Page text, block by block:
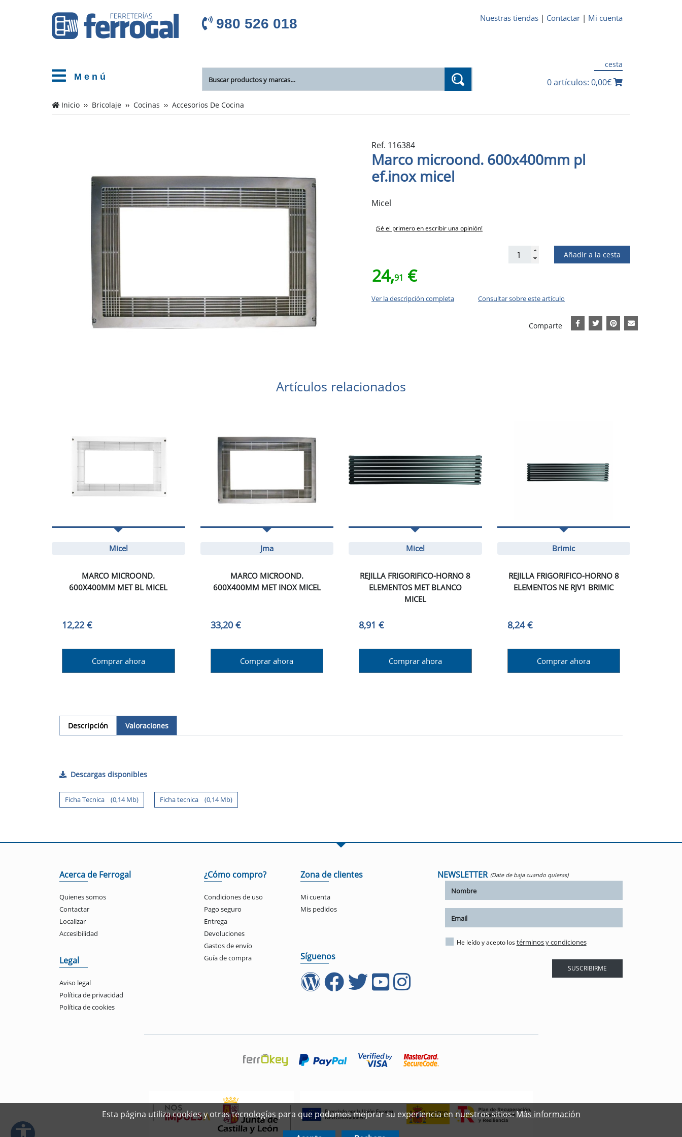
M e n ú
980 526 018 Nuestras tiendas | Contactar | Mi cuenta
cesta
0 artículos: 0,00€
Inicio Bricolaje Cocinas Accesorios De Cocina
Ref. 116384
Marco microond. 600x400mm pl
ef.inox micel
Micel
¡Sé el primero en escribir una opinión!
Añadir a la cesta
24,91 €
Ver la descripción completa Consultar sobre este artículo
Comparte
Artículos relacionados
Micel
MARCO MICROOND.
600X400MM MET BL MICEL
12,22 €
Comprar ahora
Jma
MARCO MICROOND.
600X400MM MET INOX MICEL
33,20 €
Comprar ahora
Micel
REJILLA FRIGORIFICO-HORNO 8
ELEMENTOS MET BLANCO
MICEL
8,91 €
Comprar ahora
Brimic
REJILLA FRIGORIFICO-HORNO 8
ELEMENTOS NE RJV1 BRIMIC
8,24 €
Comprar ahora
Descripción Valoraciones
Descargas disponibles
Ficha Tecnica (0,14 Mb) Ficha tecnica (0,14 Mb)
Acerca de Ferrogal
Quienes somos
Contactar
Localizar
Accesibilidad
Legal
Aviso legal
Política de privacidad
Política de cookies
¿Cómo compro?
Condiciones de uso
Pago seguro
Entrega
Devoluciones
Gastos de envío
Guía de compra
Zona de clientes
Mi cuenta
Mis pedidos
Síguenos
NEWSLETTER (Date de baja cuando quieras)
He leído y acepto lostérminos y condiciones
SUSCRIBIRME
Esta página utiliza cookies y otras tecnologías para que podamos mejorar su experiencia en nuestros sitios:Más información
accessibility